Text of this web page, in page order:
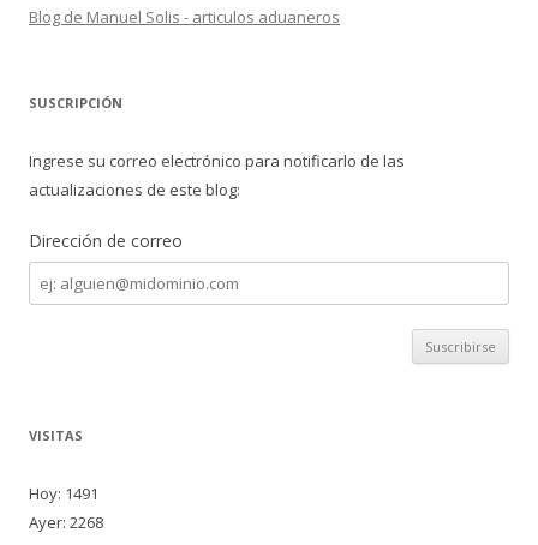
Blog de Manuel Solis - articulos aduaneros
SUSCRIPCIÓN
Ingrese su correo electrónico para notificarlo de las
actualizaciones de este blog:
Dirección de correo
Dirección
de
correo
VISITAS
Hoy: 1491
Ayer: 2268